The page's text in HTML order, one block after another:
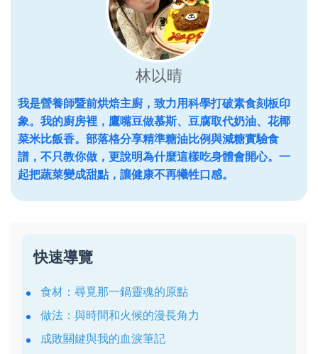
林以晴
我是營養師暨前烘焙主廚，致力用科學打破素食刻板印
象。我的廚房裡，鷹嘴豆做慕斯、豆腐取代奶油、花椰
菜米比飯香。部落格分享精準糖油比例與減糖實驗食
譜，不只教你做，更說明為什麼這樣吃身體會開心。一
起把蔬菜變成甜點，讓健康不再犧牲口感。
快速導覽
食材：尋覓那一鍋靈魂的原點
做法：與時間和火候的漫長角力
成敗關鍵與我的血淚筆記